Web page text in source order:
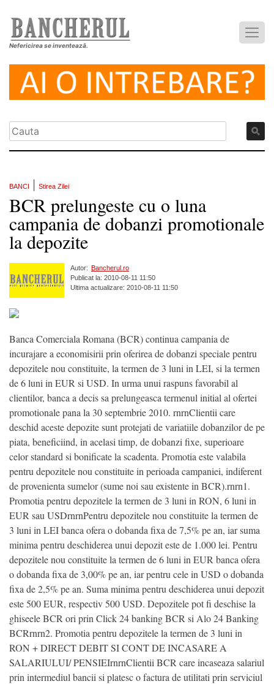
Nefericirea se inventează.
BANCI Stirea Zilei
BCR prelungeste cu o luna
campania de dobanzi promotionale
la depozite
Autor: Bancherul.ro
Publicat la: 2010-08-11 11:50
Ultima actualizare: 2010-08-11 11:50
Banca Comerciala Romana (BCR) continua campania de
incurajare a economisirii prin oferirea de dobanzi speciale pentru
depozitele nou constituite, la termen de 3 luni in LEI, si la termen
de 6 luni in EUR si USD. In urma unui raspuns favorabil al
clientilor, banca a decis sa prelungeasca termenul initial al ofertei
promotionale pana la 30 septembrie 2010. rnrnClientii care
deschid aceste depozite sunt protejati de variatiile dobanzilor de pe
piata, beneficiind, in acelasi timp, de dobanzi fixe, superioare
celor standard si bonificate la scadenta. Promotia este valabila
pentru depozitele nou constituite in perioada campaniei, indiferent
de provenienta sumelor (sume noi sau existente in BCR).rnrn1.
Promotia pentru depozitele la termen de 3 luni in RON, 6 luni in
EUR sau USDrnrnPentru depozitele nou constituite la termen de
3 luni in LEI banca ofera o dobanda fixa de 7,5% pe an, iar suma
minima pentru deschiderea unui depozit este de 1.000 lei. Pentru
depozitele nou constituite la termen de 6 luni in EUR banca ofera
o dobanda fixa de 3,00% pe an, iar pentru cele in USD o dobanda
fixa de 2,5% pe an. Suma minima pentru deschiderea unui depozit
este 500 EUR, respectiv 500 USD. Depozitele pot fi deschise la
ghiseele BCR ori prin Click 24 banking BCR si Alo 24 Banking
BCRrnrn2. Promotia pentru depozitele la termen de 3 luni in
RON + DIRECT DEBIT SI CONT DE INCASARE A
SALARIULUI/ PENSIEIrnrnClientii BCR care incaseaza salariul
prin intermediul bancii si platesc o factura de utilitati prin serviciul